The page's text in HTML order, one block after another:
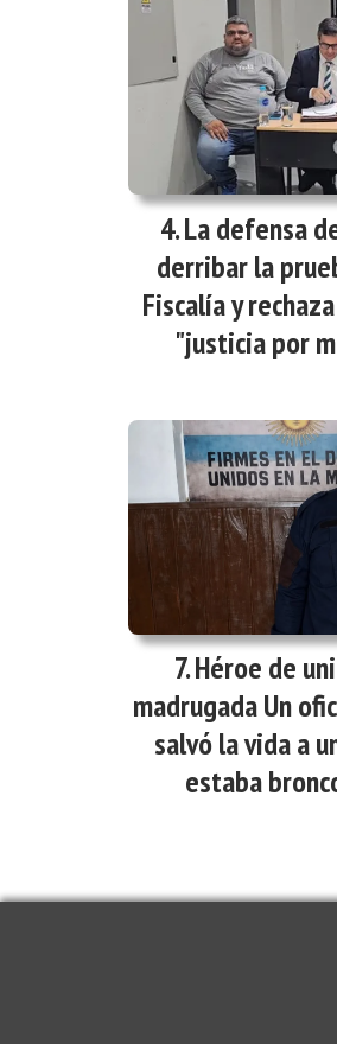
La defensa
derribar la
Fiscalía y
"justicia por
Héroe de
madrugada Un
salvó la vida a
estaba